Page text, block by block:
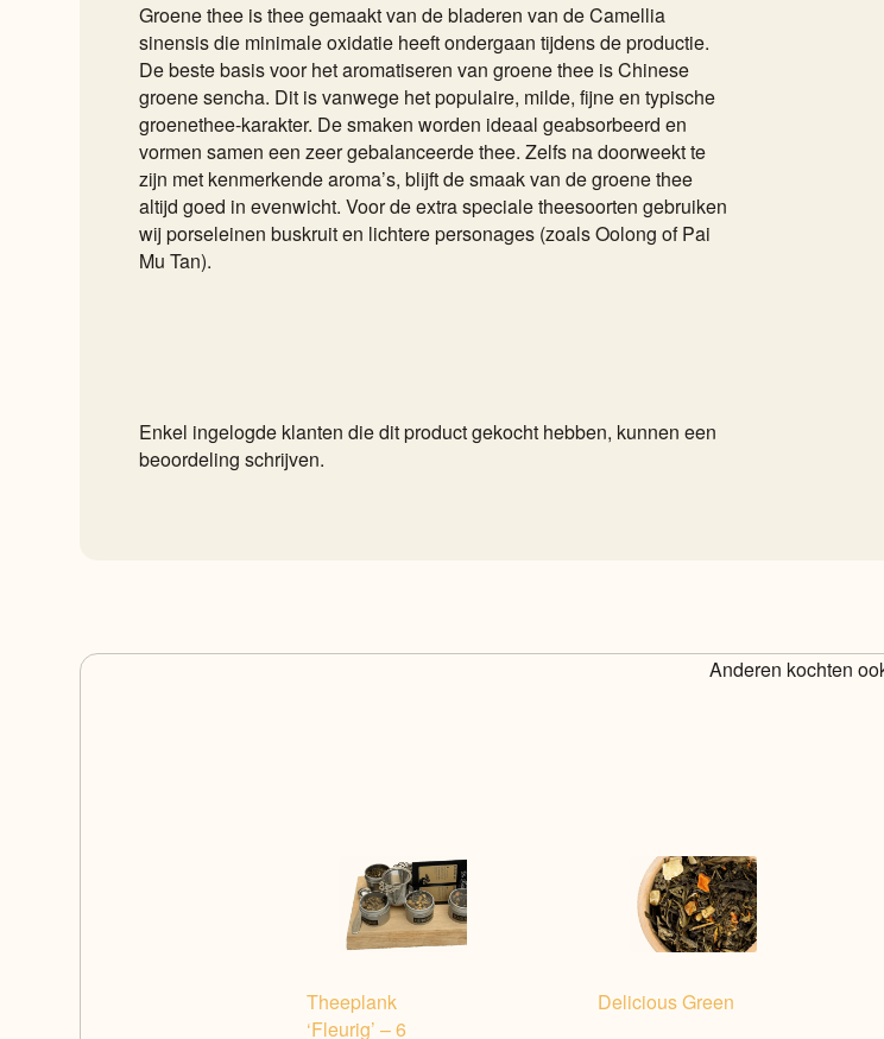
Groene thee is thee gemaakt van de bladeren van de Camellia
sinensis die minimale oxidatie heeft ondergaan tijdens de productie.
De beste basis voor het aromatiseren van groene thee is Chinese
groene sencha. Dit is vanwege het populaire, milde, fijne en typische
groenethee-karakter. De smaken worden ideaal geabsorbeerd en
vormen samen een zeer gebalanceerde thee. Zelfs na doorweekt te
zijn met kenmerkende aroma’s, blijft de smaak van de groene thee
altijd goed in evenwicht. Voor de extra speciale theesoorten gebruiken
wij porseleinen buskruit en lichtere personages (zoals Oolong of Pai
Mu Tan).
Enkel ingelogde klanten die dit product gekocht hebben, kunnen een
beoordeling schrijven.
Anderen kochten
Theeplank
‘Fleurig’ – 6
Delicious Green